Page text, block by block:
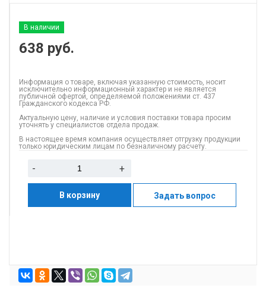
В наличии
638 руб.
Информация о товаре, включая указанную стоимость, носит
исключительно информационный характер и не является
публичной офертой, определяемой положениями ст. 437
Гражданского кодекса РФ.
Актуальную цену, наличие и условия поставки товара просим
уточнять у специалистов отдела продаж.
В настоящее время компания осуществляет отгрузку продукции
только юридическим лицам по безналичному расчету.
- +
В корзину Задать вопрос